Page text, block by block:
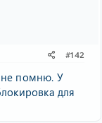
#142
не помню. У
для